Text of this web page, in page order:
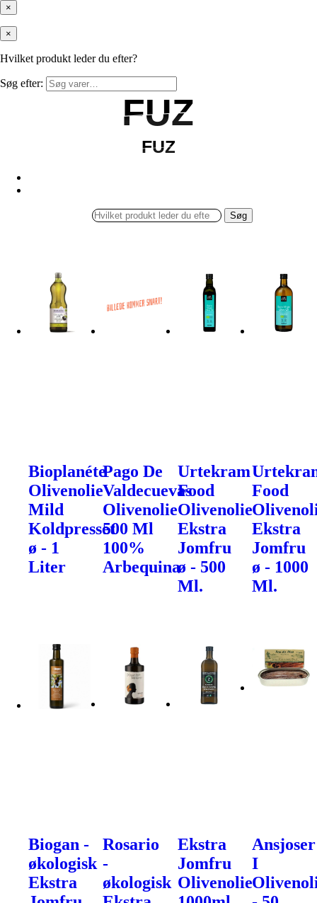
×
×
Hvilket produkt leder du efter?
Søg efter:
FUZ
FUZ
FUZ
FUZ
Søg
Bioplanéte
Olivenolie
Mild
Koldpresset
ø - 1
Liter
Pago De
Valdecuevas
Olivenolie
500 Ml
100%
Arbequina
Urtekram
Food
Olivenolie
Ekstra
Jomfru
ø - 500
Ml.
Food
Ekstra
Jomfru
ø - 1000
Ml.
Biogan -
økologisk
Ekstra
Rosario
-
økologisk
Ekstra
Jomfru
Olivenolie
Ansjoser
I